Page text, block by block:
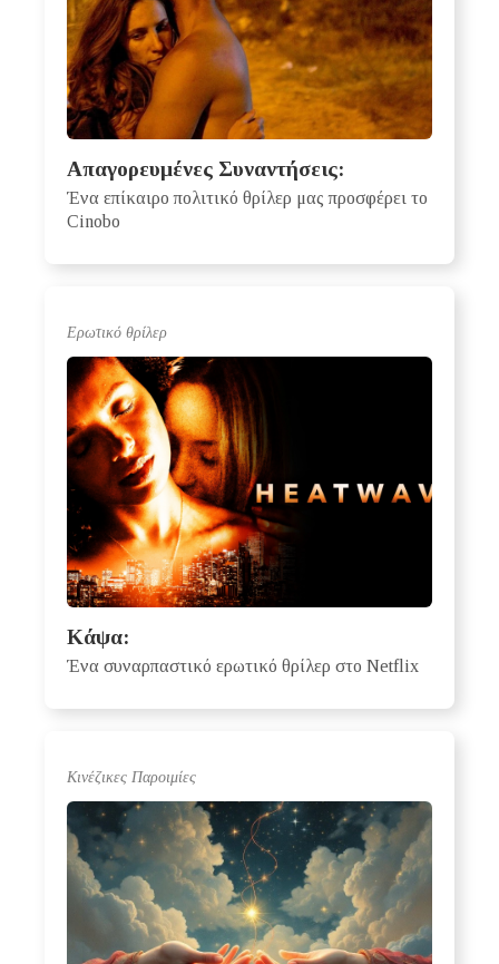
Απαγορευμένες Συναντήσεις:
Ένα επίκαιρο πολιτικό θρίλερ μας προσφέρει το
Cinobo
Ερωτικό θρίλερ
Κάψα:
Ένα συναρπαστικό ερωτικό θρίλερ στο Netflix
Κινέζικες Παροιμίες